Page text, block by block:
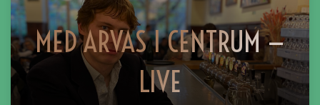
MED ARVAS I CENTRUM —
LIVE